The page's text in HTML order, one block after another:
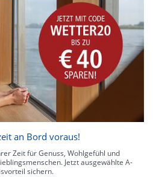
an Bord voraus!
Zeit für Genuss, Wohlgefühl und
Jetzt ausgewählte A-
sichern.